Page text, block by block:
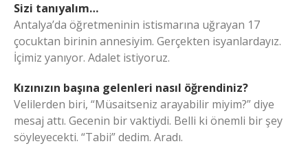
Sizi tanıyalım…
Antalya’da öğretmeninin istismarına uğrayan 17
çocuktan birinin annesiyim. Gerçekten isyanlardayız.
İçimiz yanıyor. Adalet istiyoruz.
Kızınızın başına gelenleri nasıl öğrendiniz?
Velilerden biri, “Müsaitseniz arayabilir miyim?” diye
mesaj attı. Gecenin bir vaktiydi. Belli ki önemli bir şey
söyleyecekti. “Tabii” dedim. Aradı.